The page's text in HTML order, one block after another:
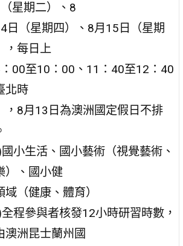
星期二）、8
日（星期四）、8月15日（星期
，每日上
00至10：00、11：40至12：40
北時
，8月13日為澳洲國定假日不排
小生活、國小藝術（視覺藝術、
）、國小健
域（健康、體育）
程參與者核發12小時研習時數，
澳洲昆士蘭州國